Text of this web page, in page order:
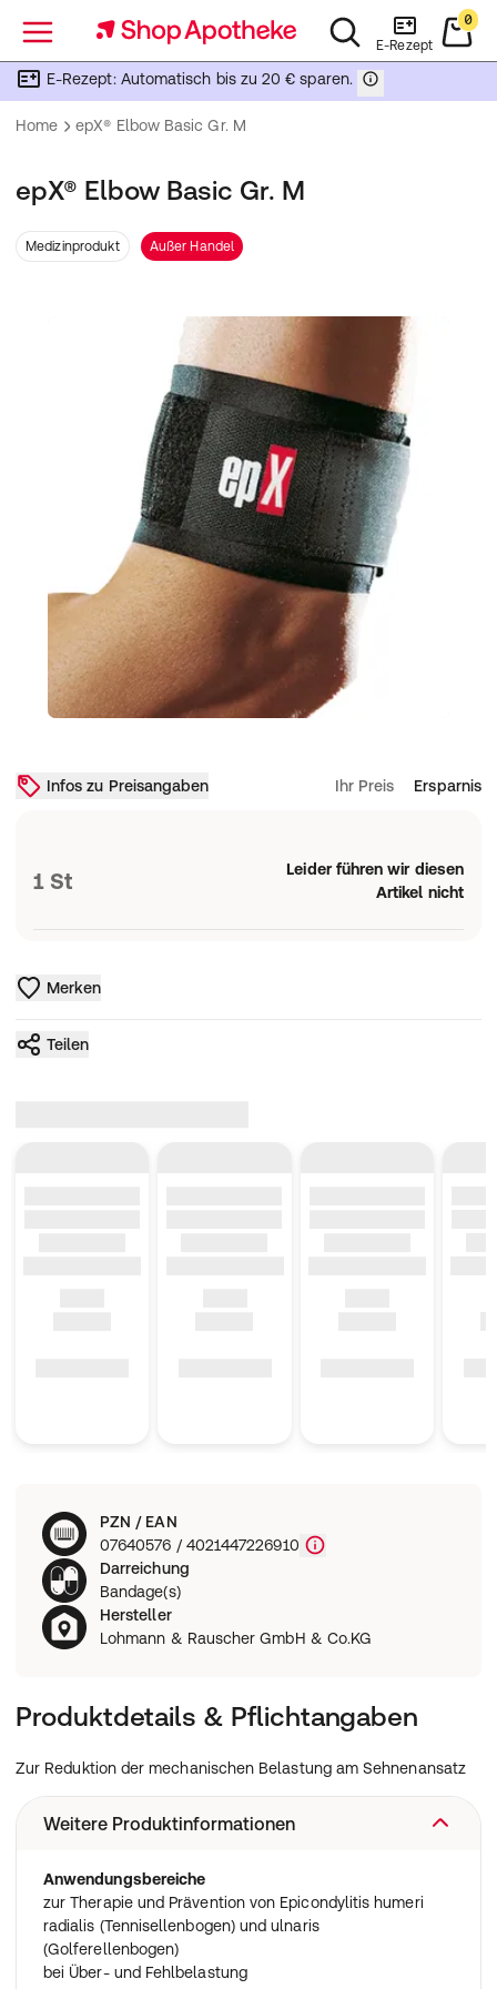
Menü E-Rezept
0
E-Rezept: Automatisch bis zu 20 € sparen.
Home epX® Elbow Basic Gr. M
epX® Elbow Basic Gr. M
Medizinprodukt Außer Handel
Infos zu Preisangaben Ihr Preis Ersparnis
1 St
Leider führen wir diesen
Artikel nicht
Merken
Teilen
PZN / EAN
07640576 / 4021447226910
Darreichung
Bandage(s)
Hersteller
Lohmann & Rauscher GmbH & Co.KG
Produktdetails & Pflichtangaben
Zur Reduktion der mechanischen Belastung am Sehnenansatz
Weitere Produktinformationen
Anwendungsbereiche
zur Therapie und Prävention von Epicondylitis humeri
radialis (Tennisellenbogen) und ulnaris
(Golferellenbogen)
bei Über- und Fehlbelastung